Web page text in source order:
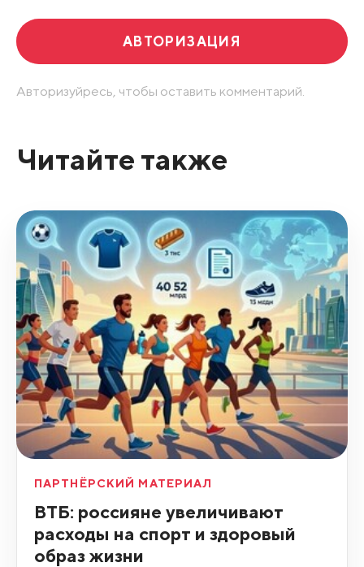
АВТОРИЗАЦИЯ
Авторизуйресь, чтобы оставить комментарий.
Читайте также
ПАРТНЁРСКИЙ МАТЕРИАЛ
ВТБ: россияне увеличивают
расходы на спорт и здоровый
образ жизни